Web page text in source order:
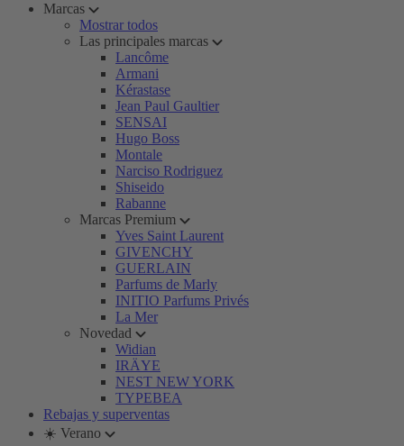
Marcas
Mostrar todos
Las principales marcas
Lancôme
Armani
Kérastase
Jean Paul Gaultier
SENSAI
Hugo Boss
Montale
Narciso Rodriguez
Shiseido
Rabanne
Marcas Premium
Yves Saint Laurent
GIVENCHY
GUERLAIN
Parfums de Marly
INITIO Parfums Privés
La Mer
Novedad
Widian
IRÄYE
NEST NEW YORK
TYPEBEA
Rebajas y superventas
☀️ Verano